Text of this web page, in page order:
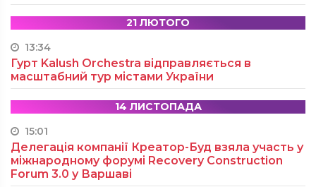
21 ЛЮТОГО
13:34
Гурт Kalush Orchestra відправляється в
масштабний тур містами України
14 ЛИСТОПАДА
15:01
Делегація компанії Креатор-Буд взяла участь у
міжнародному форумі Recovery Construction
Forum 3.0 у Варшаві